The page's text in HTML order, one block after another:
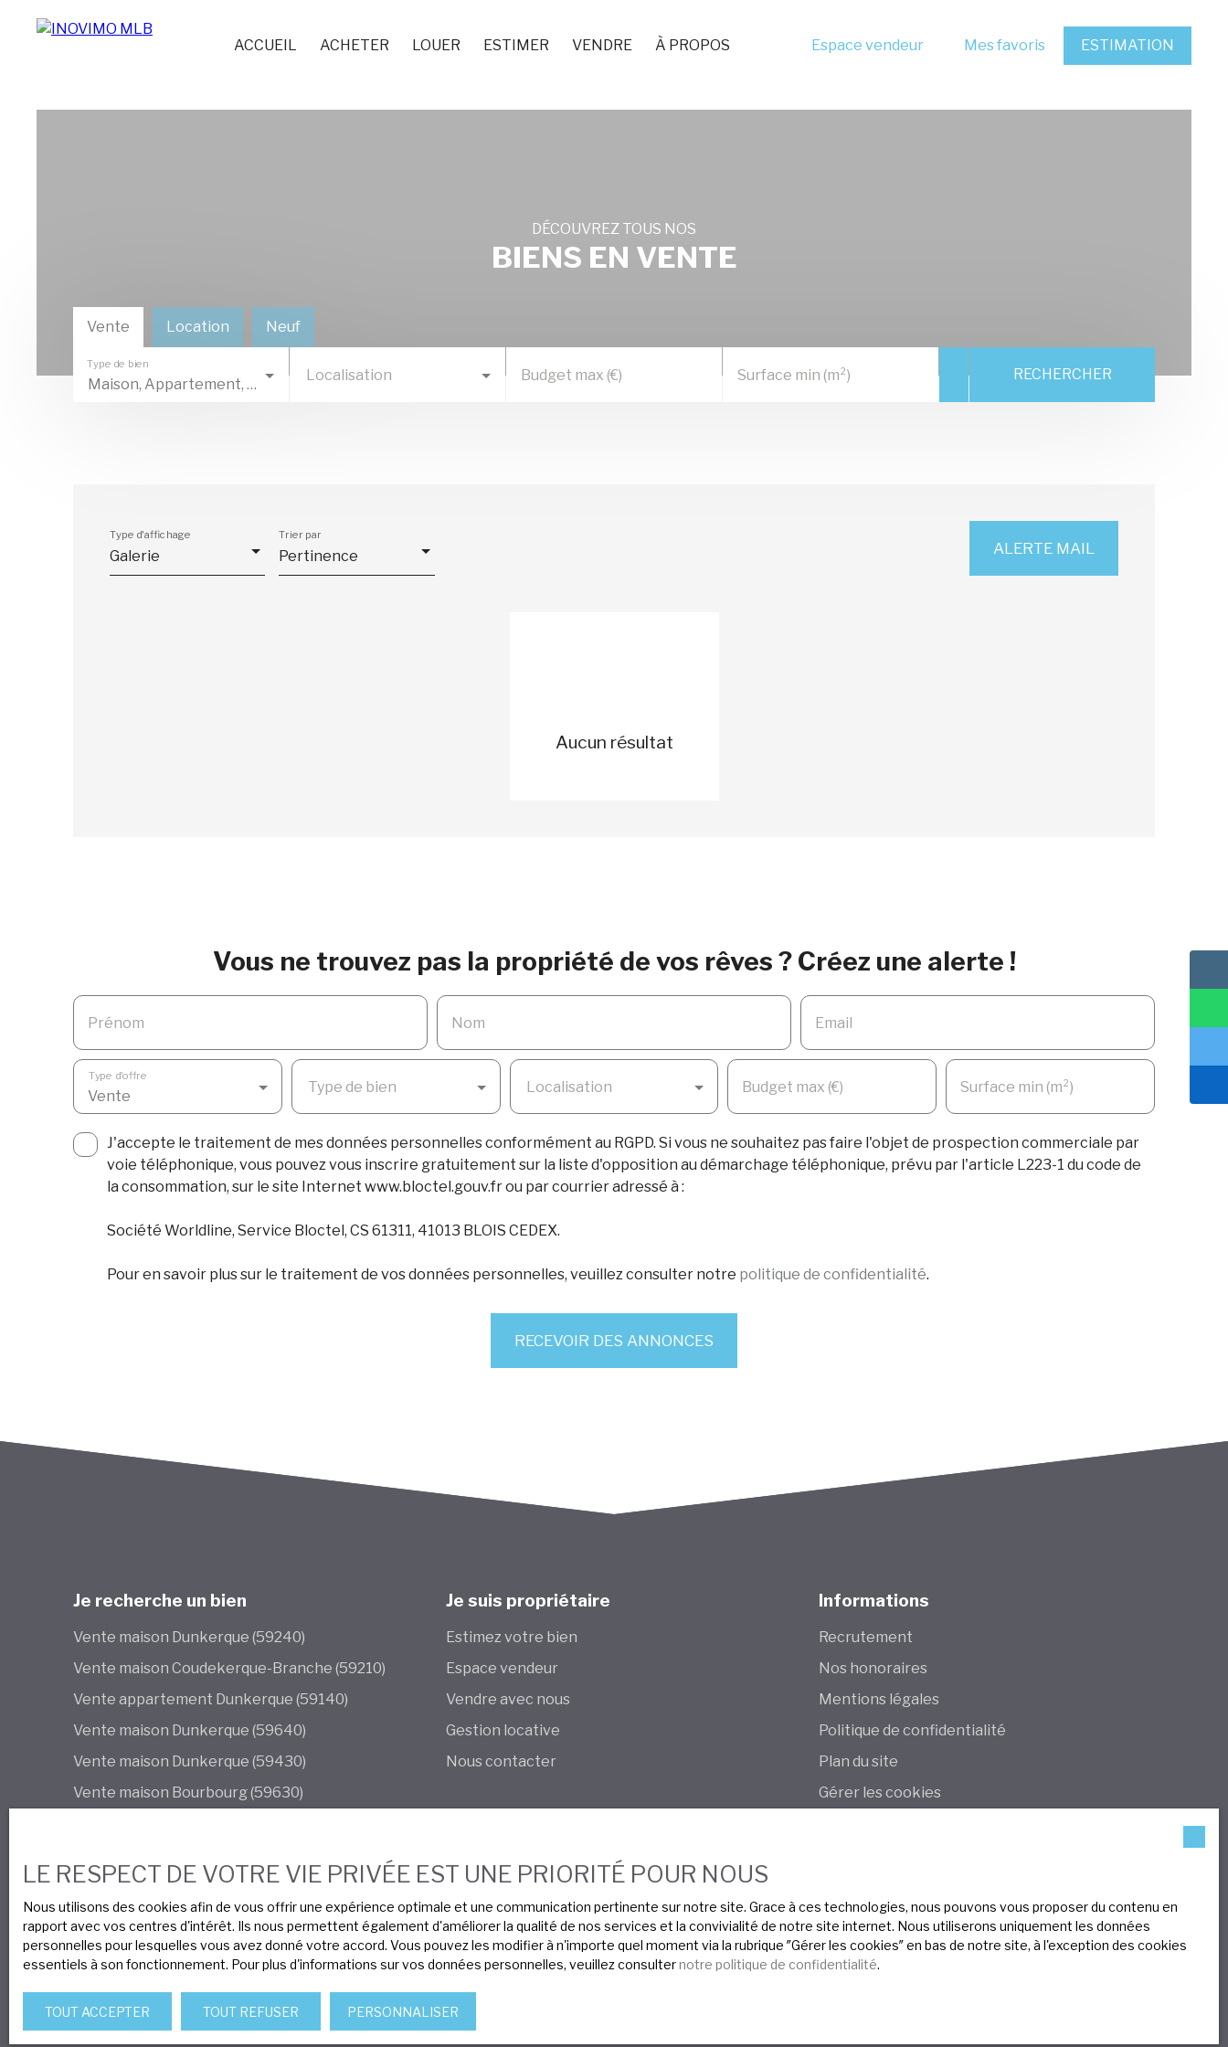
ACCUEIL ACHETER LOUER ESTIMER VENDRE À PROPOS Espace vendeur Mes favoris ESTIMATION
DÉCOUVREZ TOUS NOS
BIENS EN VENTE
Vente Location Neuf
Maison, Appartement, Terrain, Immeuble, Local commercial, Stationnement
Type de bien
Localisation Budget max (€) Surface min (m²) RECHERCHER
Galerie
Type d'affichage
Pertinence
Trier par
ALERTE MAIL
Aucun résultat
Vous ne trouvez pas la propriété de vos rêves ? Créez une alerte !
Prénom Nom Email
Vente
Type d'offre
Type de bien Localisation Budget max (€) Surface min (m²)
J'accepte le traitement de mes données personnelles conformément au RGPD. Si vous ne souhaitez pas faire l'objet de prospection commerciale par
voie téléphonique, vous pouvez vous inscrire gratuitement sur la liste d'opposition au démarchage téléphonique, prévu par l'article L223-1 du code de
la consommation, sur le site Internet www.bloctel.gouv.fr ou par courrier adressé à :
Société Worldline, Service Bloctel, CS 61311, 41013 BLOIS CEDEX.
Pour en savoir plus sur le traitement de vos données personnelles, veuillez consulter notre politique de confidentialité.
RECEVOIR DES ANNONCES
Je recherche un bien
Vente maison Dunkerque (59240)
Vente maison Coudekerque-Branche (59210)
Vente appartement Dunkerque (59140)
Vente maison Dunkerque (59640)
Vente maison Dunkerque (59430)
Vente maison Bourbourg (59630)
Je suis propriétaire
Estimez votre bien
Espace vendeur
Vendre avec nous
Gestion locative
Nous contacter
Informations
Recrutement
Nos honoraires
Mentions légales
Politique de confidentialité
Plan du site
Gérer les cookies
Nous contacter Nos agences
LE RESPECT DE VOTRE VIE PRIVÉE EST UNE PRIORITÉ POUR NOUS
Nous utilisons des cookies afin de vous offrir une expérience optimale et une communication pertinente sur notre site. Grace à ces technologies, nous pouvons vous proposer du contenu en
rapport avec vos centres d'intérêt. Ils nous permettent également d'améliorer la qualité de nos services et la convivialité de notre site internet. Nous utiliserons uniquement les données
personnelles pour lesquelles vous avez donné votre accord. Vous pouvez les modifier à n'importe quel moment via la rubrique ″Gérer les cookies″ en bas de notre site, à l'exception des cookies
essentiels à son fonctionnement. Pour plus d'informations sur vos données personnelles, veuillez consulternotre politique de confidentialité.
TOUT ACCEPTER TOUT REFUSER PERSONNALISER